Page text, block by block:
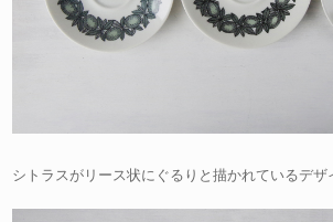
シトラスがリース状にぐるりと描かれているデザ